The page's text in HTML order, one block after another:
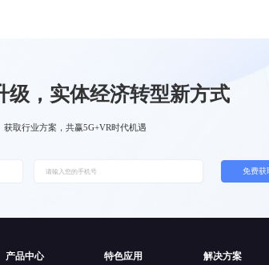
级，实体经济转型新方式
获取行业方案，共赢5G+VR时代机遇
免费获
产品中心 特色应用 解决方案